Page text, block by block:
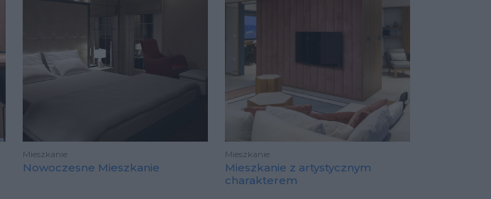
Mieszkanie
Nowoczesne Mieszkanie
Mieszkanie
Mieszkanie z artystycznym
charakterem